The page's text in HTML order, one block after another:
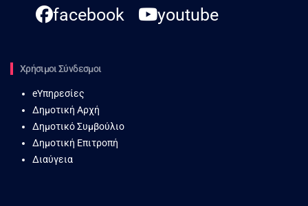
facebook youtube
Χρήσιμοι Σύνδεσμοι
eΥπηρεσίες
Δημοτική Αρχή
Δημοτικό Συμβούλιο
Δημοτική Επιτροπή
Διαύγεια